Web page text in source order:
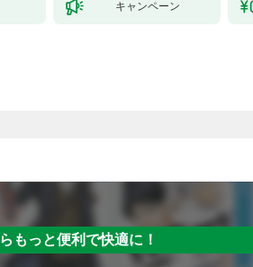
キャンペーン
もっと便利で快適に！